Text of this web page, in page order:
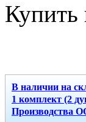
В наличии на
1 комплект (2